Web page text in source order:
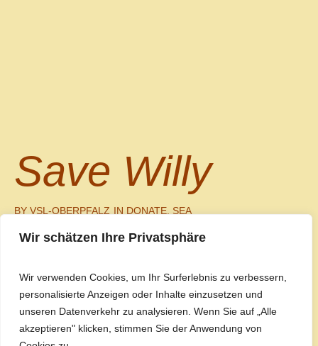
Wir schätzen Ihre Privatsphäre
Wir verwenden Cookies, um Ihr Surferlebnis zu verbessern,
personalisierte Anzeigen oder Inhalte einzusetzen und
unseren Datenverkehr zu analysieren. Wenn Sie auf „Alle
akzeptieren" klicken, stimmen Sie der Anwendung von
Save Willy
BY VSL-OBERPFALZ IN DONATE SEA